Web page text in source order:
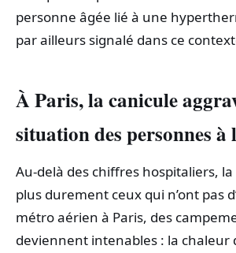
personne âgée lié à une
par ailleurs signalé dans ce
À Paris, la canicule
situation des personnes à
Au-delà des chiffres hospitaliers,
plus durement ceux qui n’ont pas
métro aérien à Paris, des
deviennent intenables : la chaleur